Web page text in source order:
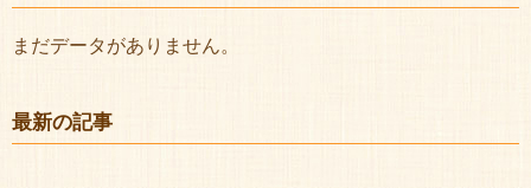
まだデータがありません。
最新の記事